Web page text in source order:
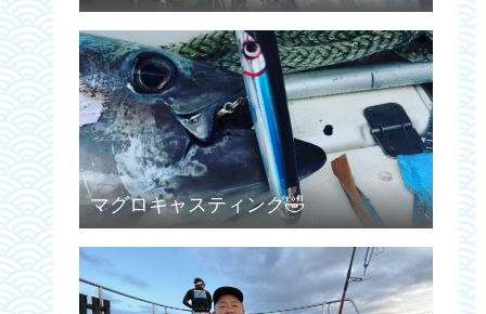
マグロキャスティング🤣